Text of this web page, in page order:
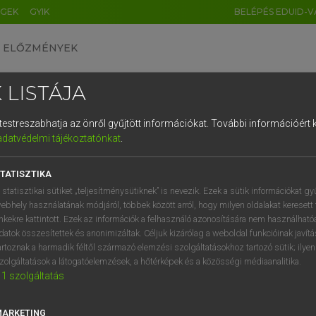
GYIK BELÉPÉS EDUID-
ELŐZMÉNYEK
uniós terminológiai szótár
VAN ELŐFIZETÉSED?
előfizetésem a teljes szócikk
NINCS ELŐFIZETÉSED?
LISTÁJA
az önről gyűjtött információkat. További információért
tájékoztatónkat.
statisztikai sütiket „teljesítménysütiknek” is nevezik. Ezek a sütik információkat
használatának módjáról, többek között arról, hogy milyen oldalakat keresett
kattintott. Ezek az információk a felhasználó azonosítására nem
összesítettek és anonimizáltak. Céljuk kizárólag a weboldal funkcióinak
a harmadik féltől származó elemzési szolgáltatásokhoz tartozó sütik;
a látogatóelemzések, a hőtérképek és a közösségi médiaanalitika.
1 szolgáltatás
DE CN FR ES IT NL
1 2 3 4 5 6 7 8 9
q w e r t z u i
a s d f g h j k l é
í y x c v b n m , .